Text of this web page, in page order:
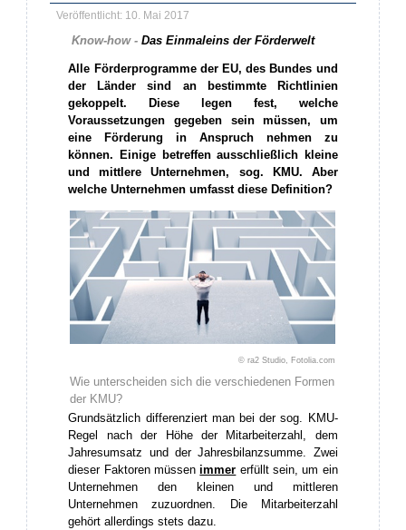
Veröffentlicht: 10. Mai 2017
Know-how - Das Einmaleins der Förderwelt
Alle Förderprogramme der EU, des Bundes und
der Länder sind an bestimmte Richtlinien
gekoppelt. Diese legen fest, welche
Voraussetzungen gegeben sein müssen, um
eine Förderung in Anspruch nehmen zu
können. Einige betreffen ausschließlich kleine
und mittlere Unternehmen, sog. KMU. Aber
welche Unternehmen umfasst diese Definition?
© ra2 Studio, Fotolia.com
Wie unterscheiden sich die verschiedenen Formen
der KMU?
Grundsätzlich differenziert man bei der sog. KMU-
Regel nach der Höhe der Mitarbeiterzahl, dem
Jahresumsatz und der Jahresbilanzsumme. Zwei
dieser Faktoren müssenimmer erfüllt sein, um ein
Unternehmen den kleinen und mittleren
Unternehmen zuzuordnen. Die Mitarbeiterzahl
gehört allerdings stets dazu.